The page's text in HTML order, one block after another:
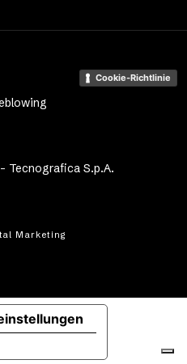
S.p.A.
Cookie-Richtlinie
Marketing